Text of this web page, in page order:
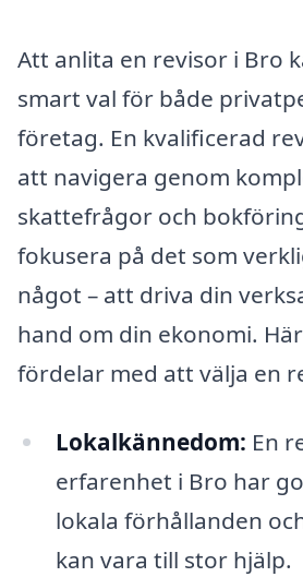
Att anlita en revisor i Bro
smart val för både
företag. En kvalificerad
att navigera genom
skattefrågor och
fokusera på det som
något – att driva din
hand om din ekonomi.
fördelar med att välja en
Lokalkännedom: En
erfarenhet i Bro har
lokala förhållanden
kan vara till stor hjälp.